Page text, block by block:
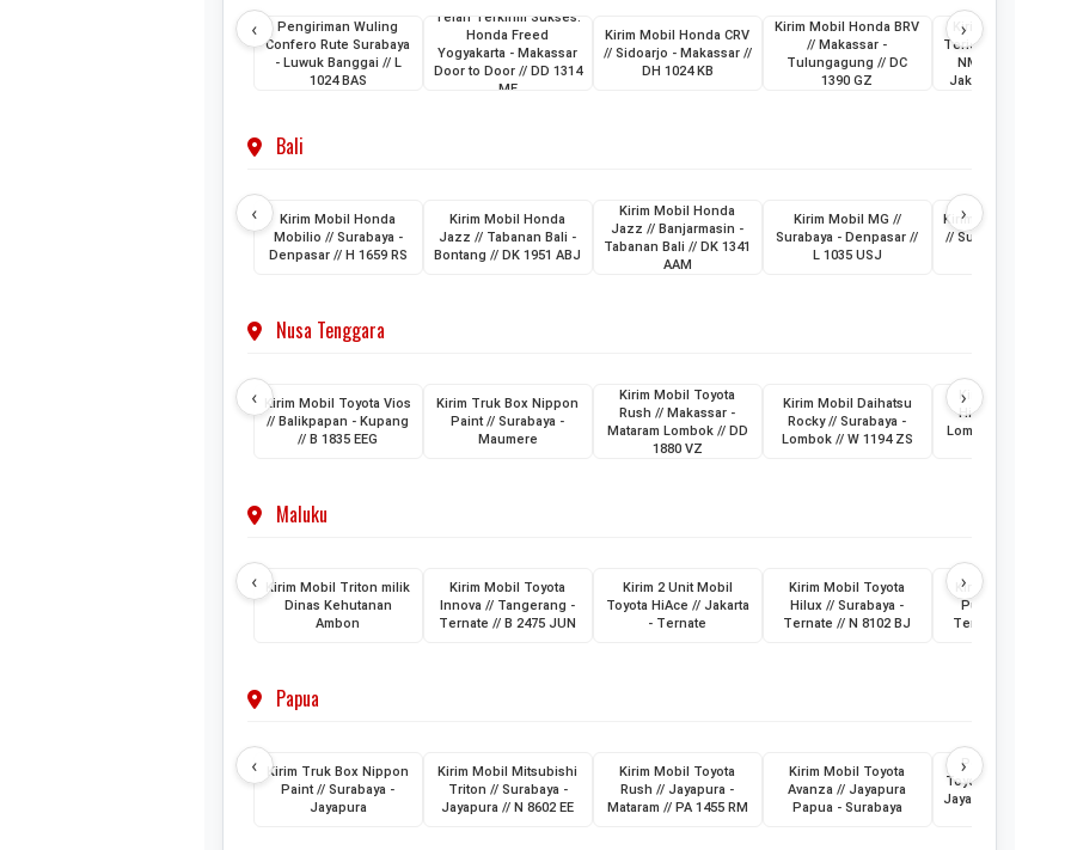
‹
Pengiriman Wuling
Confero Rute Surabaya
- Luwuk Banggai // L
1024 BAS
Telah Terkirim Sukses:
Honda Freed
Yogyakarta - Makassar
Door to Door // DD 1314
ME
Kirim Mobil Honda CRV
// Sidoarjo - Makassar //
DH 1024 KB
Kirim Mobil Honda BRV
// Makassar -
Tulungagung // DC
1390 GZ
Kirim Mobil
Terios & Sepeda
NMax // Makassar -
Jakarta // KT 1398
›
Bali
‹
Kirim Mobil Honda
Mobilio // Surabaya -
Denpasar // H 1659 RS
Kirim Mobil Honda
Jazz // Tabanan Bali -
Bontang // DK 1951 ABJ
Kirim Mobil Honda
Jazz // Banjarmasin -
Tabanan Bali // DK 1341
AAM
Kirim Mobil MG //
Surabaya - Denpasar //
L 1035 USJ
Kirim Mobil MG New
// Surabaya -
›
Nusa Tenggara
‹
Kirim Mobil Toyota Vios
// Balikpapan - Kupang
// B 1835 EEG
Kirim Truk Box Nippon
Paint // Surabaya -
Maumere
Kirim Mobil Toyota
Rush // Makassar -
Mataram Lombok // DD
1880 VZ
Kirim Mobil Daihatsu
Rocky // Surabaya -
Lombok // W 1194 ZS
Kirim Mobil Toyota
Hilux // Makassar -
Lombok Mataram //
›
Maluku
‹
Kirim Mobil Triton milik
Dinas Kehutanan
Ambon
Kirim Mobil Toyota
Innova // Tangerang -
Ternate // B 2475 JUN
Kirim 2 Unit Mobil
Toyota HiAce // Jakarta
- Ternate
Kirim Mobil Toyota
Hilux // Surabaya -
Ternate // N 8102 BJ
Kirim Bus Medium 2
Putri // Surabaya -
Ternate // G 7016
›
Papua
‹
Kirim Truk Box Nippon
Paint // Surabaya -
Jayapura
Kirim Mobil Mitsubishi
Triton // Surabaya -
Jayapura // N 8602 EE
Kirim Mobil Toyota
Rush // Jayapura -
Mataram // PA 1455 RM
Kirim Mobil Toyota
Avanza // Jayapura
Papua - Surabaya
Pengiriman Mobil
Toyota Vios //
Jayapura // 21 Juli
›